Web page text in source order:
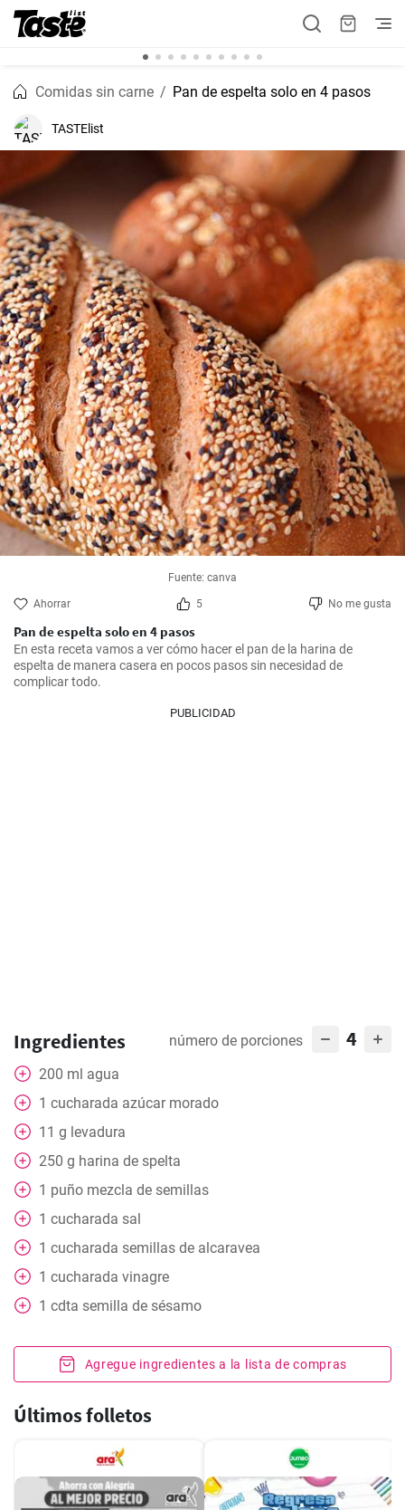
Comidas sin carne Pan de espelta solo en 4 pasos
TASTElist
Fuente: canva
Ahorrar 5 No me gusta
Pan de espelta solo en 4 pasos
En esta receta vamos a ver cómo hacer el pan de la harina de
espelta de manera casera en pocos pasos sin necesidad de
complicar todo.
PUBLICIDAD
Ingredientes número de porciones 4
200 ml agua
1 cucharada azúcar morado
11 g levadura
250 g harina de spelta
1 puño mezcla de semillas
1 cucharada sal
1 cucharada semillas de alcaravea
1 cucharada vinagre
1 cdta semilla de sésamo
Agregue ingredientes a la lista de compras
Últimos folletos